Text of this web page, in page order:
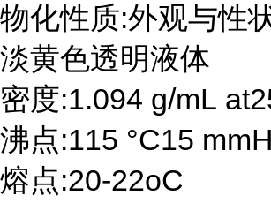
物化性质:外观与性
淡黄色透明液体
密度:1.094 g/mL
沸点:115 °C15
熔点:20-22oC